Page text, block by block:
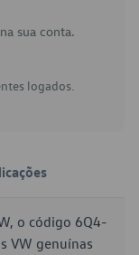
sua conta.
logados.
o código 6Q4-
VW genuínas